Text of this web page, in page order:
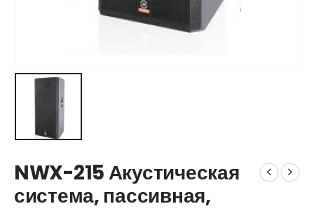
NWX-215 Акустическая
система, пассивная,